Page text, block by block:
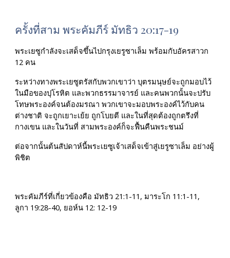
ครั้งที่สาม พระคัมภีร์ มัทธิว 20:17-19
พระเยซูกำลังจะเสด็จขึ้นไปกรุงเยรูซาเล็ม พร้อมกับอัครสาวก
12 คน
ระหว่างทางพระเยซูตรัสกับพวกเขาว่า บุตรมนุษย์จะถูกมอบไว้
ในมือของปุโรหิต และพวกธรรมาจารย์ และคนพวกนั้นจะปรับ
โทษพระองค์จนต้องมรณา พวกเขาจะมอบพระองค์ไว้กับคน
ต่างชาติ จะถูกเยาะเย้ย ถูกโบยตี และในที่สุดต้องถูกตรึงที่
กางเขน และในวันที่ สามพระองค์ก็จะฟื้นคืนพระชนม์
ต่อจากนั้นต้นสัปดาห์นี้พระเยซูเจ้าเสด็จเข้าสู่เยรูซาเล็ม อย่างผู้
พิชิต
พระคัมภีร์ที่เกี่ยวข้องคือ มัทธิว 21:1-11, มาระโก 11:1-11,
ลูกา 19:28-40, ยอห์น 12: 12-19